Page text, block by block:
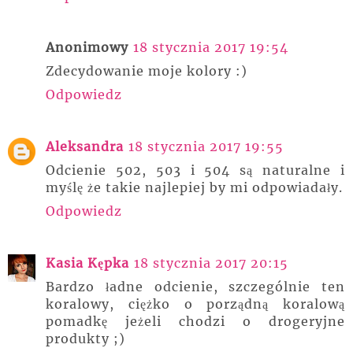
Anonimowy 18 stycznia 2017 19:54
Zdecydowanie moje kolory :)
Odpowiedz
Aleksandra 18 stycznia 2017 19:55
Odcienie 502, 503 i 504 są naturalne i
myślę że takie najlepiej by mi odpowiadały.
Odpowiedz
Kasia Kępka 18 stycznia 2017 20:15
Bardzo ładne odcienie, szczególnie ten
koralowy, ciężko o porządną koralową
pomadkę jeżeli chodzi o drogeryjne
produkty ;)